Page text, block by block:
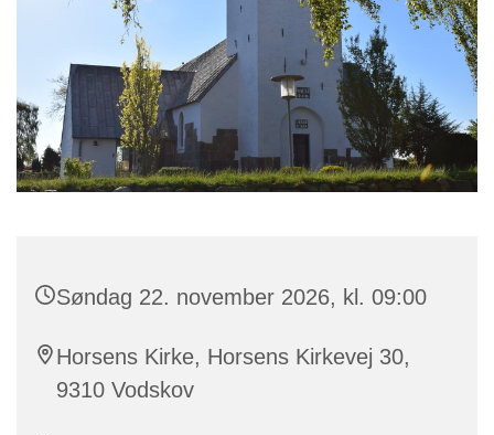
Søndag 22. november 2026, kl. 09:00
Horsens Kirke, Horsens Kirkevej 30,
9310 Vodskov